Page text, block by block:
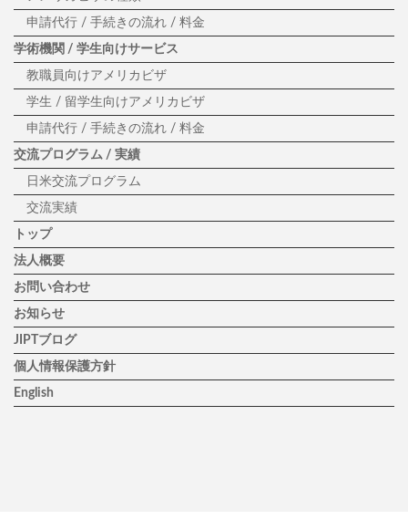
申請代行 / 手続きの流れ / 料金
学術機関 / 学生向けサービス
教職員向けアメリカビザ
学生 / 留学生向けアメリカビザ
申請代行 / 手続きの流れ / 料金
交流プログラム / 実績
日米交流プログラム
交流実績
トップ
法人概要
お問い合わせ
お知らせ
JIPTブログ
個人情報保護方針
English